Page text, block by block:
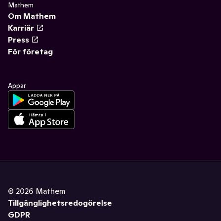
Mathem
Om Mathem
Karriär
Press
För företag
Appar
© 2026 Mathem
Tillgänglighetsredogörelse
GDPR